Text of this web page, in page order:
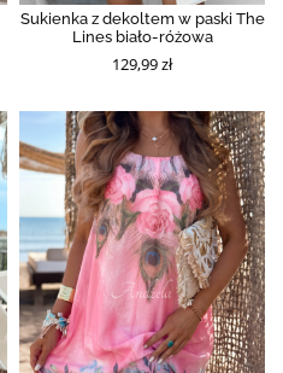
Sukienka z dekoltem w paski The
Lines biało-różowa
129,99 zł